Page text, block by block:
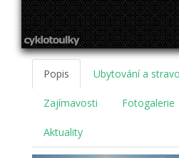
Popis Ubytování a
Zajímavosti Fotogalerie
Aktuality